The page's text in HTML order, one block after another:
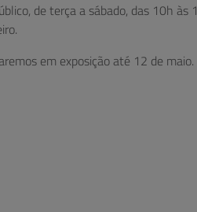
de terça a sábado, das 10h às
em exposição até 12 de maio.